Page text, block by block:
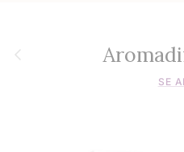
Föregående
SE